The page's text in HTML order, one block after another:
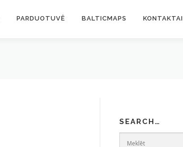
PARDUOTUVĖ BALTICMAPS KONTAKTAI
SEARCH…